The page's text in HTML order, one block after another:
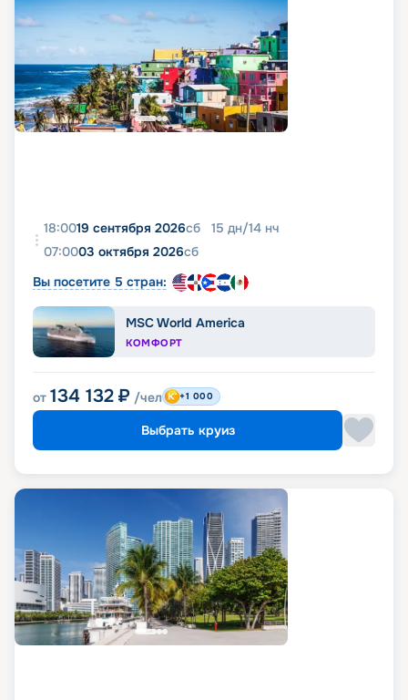
18:0019 сентября 2026сб 15 дн/14 нч
07:0003 октября 2026сб
Вы посетите 5 стран:
MSC World America
КОМФОРТ
от 134 132 ₽ /чел +1 000
Выбрать круиз